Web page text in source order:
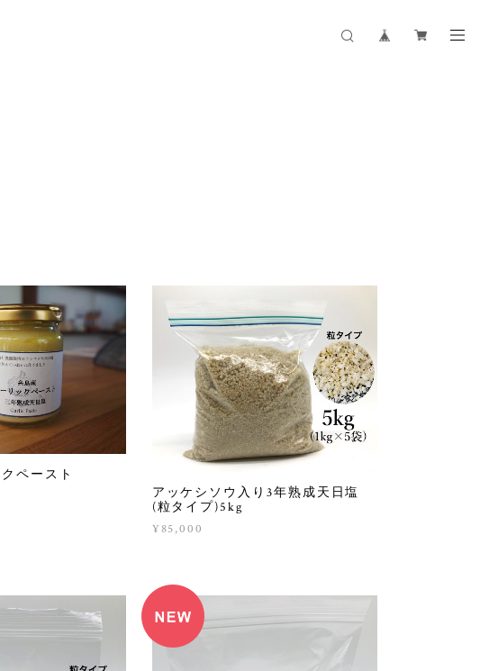
ペースト
アッケシソウ入り3年熟成天日塩
(粒タイプ)5kg
¥85,000